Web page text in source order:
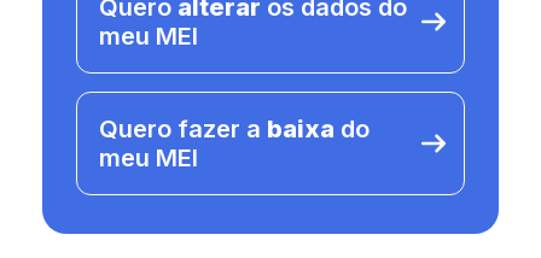
Quero alterar os dados do
meu MEI
Quero fazer a baixa do
meu MEI